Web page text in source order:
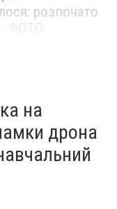
розпочато
- ФОТО
на
дрона